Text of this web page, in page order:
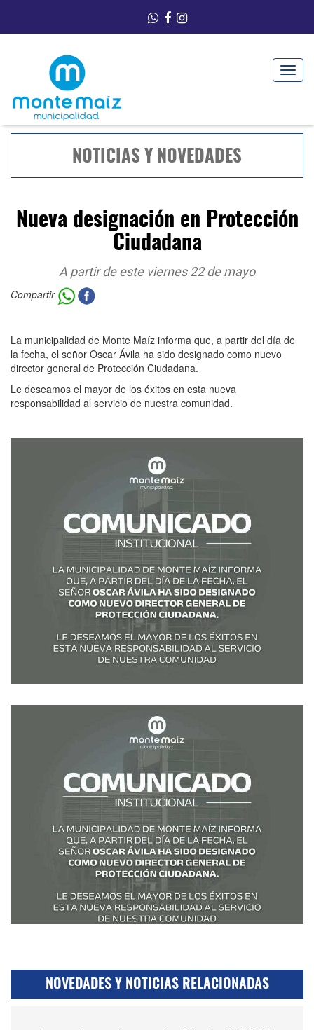
Toggle
NOTICIAS Y NOVEDADES
Nueva designación en Protección
Ciudadana
A partir de este viernes 22 de mayo
Compartir
La municipalidad de Monte Maíz informa que, a partir del día de
la fecha, el señor Oscar Ávila ha sido designado como nuevo
director general de Protección Ciudadana.
Le deseamos el mayor de los éxitos en esta nueva
responsabilidad al servicio de nuestra comunidad.
NOVEDADES Y NOTICIAS RELACIONADAS